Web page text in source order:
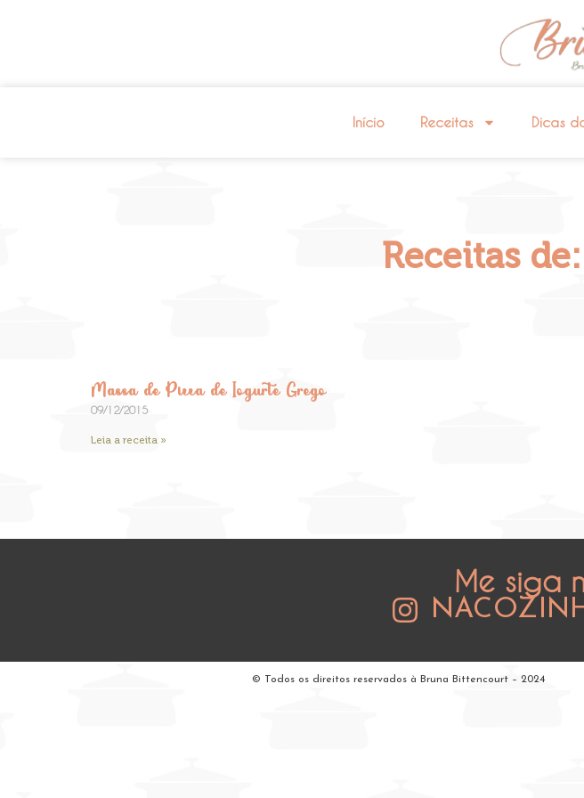
Início Receitas Dicas
Receitas
Massa de Pizza de Iogurte Grego
09/12/2015
Leia a receita »
Me siga
© Todos os direitos reservados à Bruna Bittencourt – 2024